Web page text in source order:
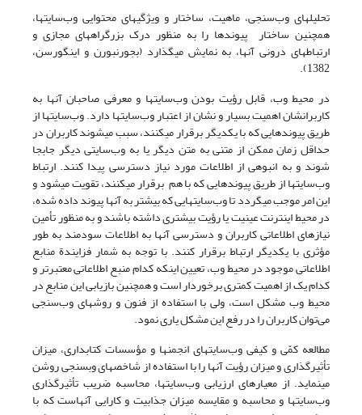
تحلیلهای وب‌سنجی، ماهیت، ساختار و ویژگیهای محتوایی وب‌سایتها،
همچنین ساختار پیوندها را به منظور درک بزرگراههای مجازی و
ارتباطهای درونی آنها، به نمایش می­گذارد (بجورنبورن و اینگورسن،
1382).
در محیط وب، قابل رؤیت بودن وب‌سایتها و معرفی صاحبان آنها به
کاربرانشان اهمیت بسیار و نشان از اعتبار وب‌سایتها دارد. وب‌سایتها از
طریق پیوندهایی که با یکدیگر برقرار می­کنند، سبب می­شوند کاربران در
حداقل زمان ممکن از متنی به متن دیگر یا به وب‌سایتی دیگر جابجا
شوند و به انبوهی از اطلاعات مورد نیاز دسترسی پیدا کنند. ارتباط
وب‌سایتها از طریق پیوندهایی که با هم برقرار می­کنند، تقویت می­شود و
این امر موجب می­گردد تا وب‌سایتهایی که بیشتر به آنها پیوند داده شده،
در محیط اینترنت عینیت یا رؤیت بیشتری داشته باشند و به منظور تأمین
نیازهای اطلاعاتی کاربران و دسترسی آنها به اطلاعات سودمند به طور
مؤثری با یکدیگر ارتباط برقرار کنند. با توجه به شمار فزایندة منابع
اطلاعاتی موجود در محیط وب، تعیین اینکه کدام منبع اطلاعاتی معتبرتر و
کدام یک از اهمیت کمتری برخوردار است و همچنین بازیابی این منابع در
محیط وب مشکل است، ولی با استفاده از فنون و روشهای وب‌سنجی
می‌توان کاربران را در رفع این مشکل یاری نمود.
مطالعه کمّی و کیفی وب‌سایتهای انجمنها و مؤسسات کتابداری، میزان
تأثیرگذاری و میزان رؤیت آنها را با استفاده از شاخصهای وب­سنجی روشن
می­نماید. از معیارهای ارزیابی وب‌سایتها، محاسبه ضریب تأثیرگذاری
وب‌سایتها و محاسبه و مقایسه میزان جذابیت و کارایی آنهاست که با